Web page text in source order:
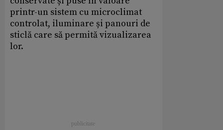
printr-un sistem cu microclimat
controlat, iluminare și panouri de
sticlă care să permită vizualizarea
lor.